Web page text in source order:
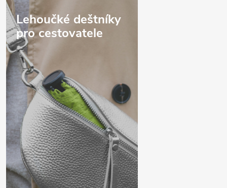
Lehoučké deštníky
pro cestovatele